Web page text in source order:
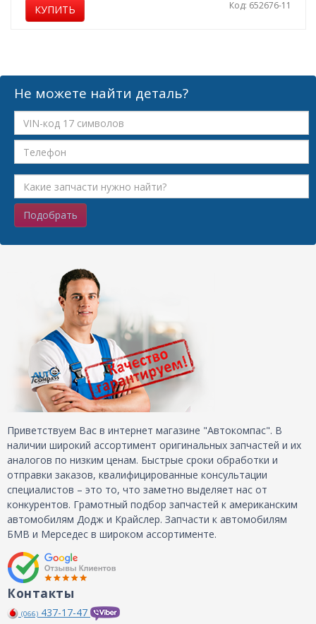
КУПИТЬ Код: 652676-11
Не можете найти деталь?
Подобрать
Приветствуем Вас в интернет магазине "Автокомпас". В
наличии широкий ассортимент оригинальных запчастей и их
аналогов по низким ценам. Быстрые сроки обработки и
отправки заказов, квалифицированные консультации
специалистов – это то, что заметно выделяет нас от
конкурентов. Грамотный подбор запчастей к американским
автомобилям Додж и Крайслер. Запчасти к автомобилям
БМВ и Мерседес в широком ассортименте.
Контакты
(066) 437-17-47